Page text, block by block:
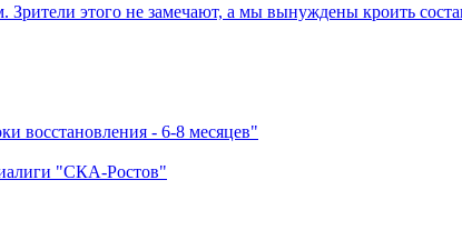
этого не замечают, а мы вынуждены кроить
восстановления - 6-8 месяцев"
"СКА-Ростов"